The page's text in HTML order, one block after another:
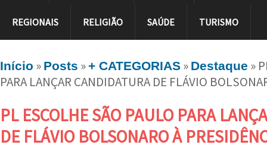
REGIONAIS RELIGIÃO SAÚDE TURISMO
Início » Posts »+ CATEGORIAS » Destaque »
PARA LANÇAR CANDIDATURA DE FLÁVIO
PL ESCOLHE SÃO PAULO PARA
DE FLÁVIO BOLSONARO À